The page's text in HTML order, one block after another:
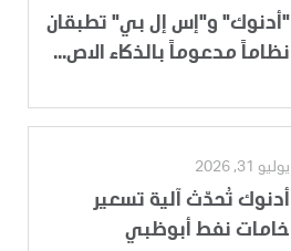
"أدنوك" و"إس إل بي" تطبقان
نظاماً مدعوماً بالذكاء الاص...
يوليو 31, 2026
أدنوك تُحدّث آلية تسعير
خامات نفط أبوظبي